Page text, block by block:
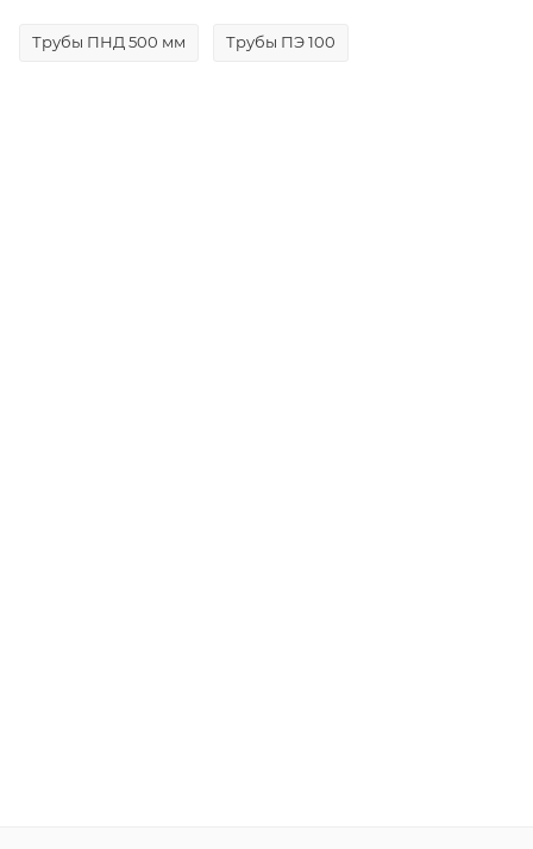
Трубы ПНД 500 мм Трубы ПЭ 100